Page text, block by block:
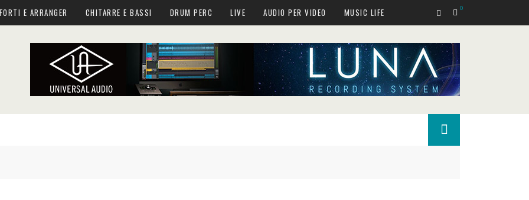
E ARRANGER CHITARRE E BASSI DRUM PERC LIVE AUDIO PER VIDEO MUSIC LIFE 0